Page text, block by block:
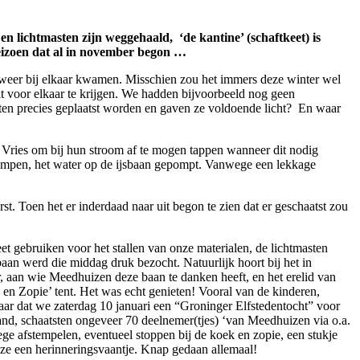
lichtmasten zijn weggehaald, ‘de kantine’ (schaftkeet) is
dat al in november begon …
bij elkaar kwamen. Misschien zou het immers deze winter wel
elkaar te krijgen. We hadden bijvoorbeeld nog geen
precies geplaatst worden en gaven ze voldoende licht? En waar
om bij hun stroom af te mogen tappen wanneer dit nodig
het water op de ijsbaan gepompt. Vanwege een lekkage
Toen het er inderdaad naar uit begon te zien dat er geschaatst zou
gebruiken voor het stallen van onze materialen, de lichtmasten
werd die middag druk bezocht. Natuurlijk hoort bij het in
wie Meedhuizen deze baan te danken heeft, en het erelid van
Zopie’ tent. Het was echt genieten! Vooral van de kinderen,
dat we zaterdag 10 januari een “Groninger Elfstedentocht” voor
schaatsten ongeveer 70 deelnemer(tjes) ‘van Meedhuizen via o.a.
afstempelen, eventueel stoppen bij de koek en zopie, een stukje
een herinneringsvaantje. Knap gedaan allemaal!